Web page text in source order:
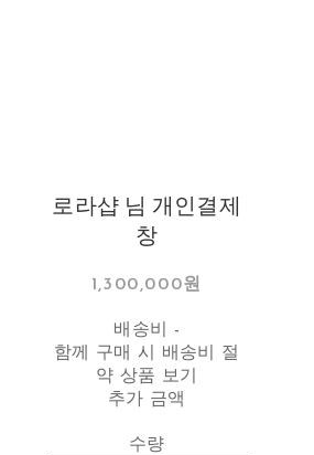
로라샵 님 개인결제
창
1,300,000원
배송비 -
함께 구매 시 배송비 절
약 상품 보기
추가 금액
수량